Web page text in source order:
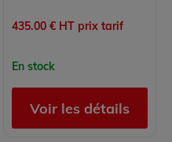
435.00 € HT prix tarif
En stock
Voir les détails